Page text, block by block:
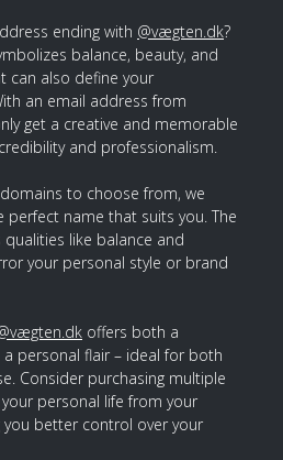
ending with @vægten.dk?
balance, beauty, and
can also define your
an email address from
get a creative and memorable
and professionalism.
to choose from, we
perfect name that suits you. The
like balance and
your personal style or brand
offers both a
personal flair – ideal for both
Consider purchasing multiple
personal life from your
you better control over your